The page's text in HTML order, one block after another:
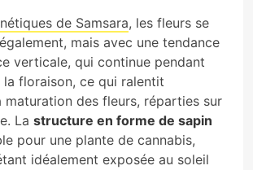
de Samsara, les fleurs se
mais avec une tendance
verticale, qui continue pendant
floraison, ce qui ralentit
maturation des fleurs, réparties sur
La structure en forme de sapin
pour une plante de cannabis,
idéalement exposée au soleil